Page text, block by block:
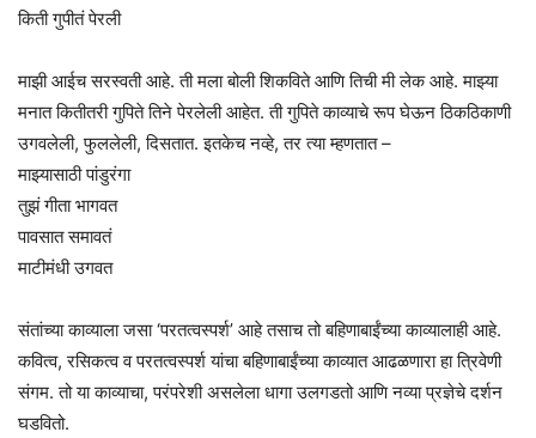
किती गुपीतं पेरली
माझी आईच सरस्वती आहे. ती मला बोली शिकविते आणि तिची मी लेक आहे. माझ्या
मनात कितीतरी गुपिते तिने पेरलेली आहेत. ती गुपिते काव्याचे रूप घेऊन ठिकठिकाणी
उगवलेली, फुललेली, दिसतात. इतकेच नव्हे, तर त्या म्हणतात –
माझ्यासाठी पांडुरंगा
तुझं गीता भागवत
पावसात समावतं
माटीमंधी उगवत
संतांच्या काव्याला जसा ‘परतत्वस्पर्श’ आहे तसाच तो बहिणाबाईंच्या काव्यालाही आहे.
कवित्व, रसिकत्व व परतत्वस्पर्श यांचा बहिणाबाईंच्या काव्यात आढळणारा हा त्रिवेणी
संगम. तो या काव्याचा, परंपरेशी असलेला धागा उलगडतो आणि नव्या प्रज्ञेचे दर्शन
घडवितो.